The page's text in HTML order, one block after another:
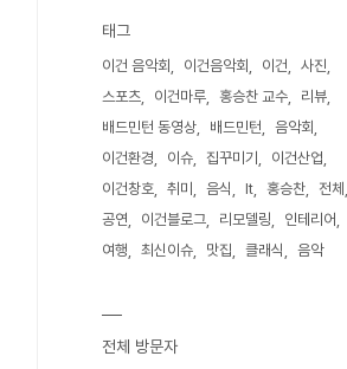
태그
이건 음악회 이건음악회 이건
사진
스포츠
이건마루 홍승찬 교수
리뷰
배드민턴 동영상
배드민턴
음악회
이건환경
이슈 집꾸미기
이건산업
이건창호
취미 음식 It 홍승찬
전체
공연
이건블로그 리모델링
인테리어
여행
최신이슈 맛집 클래식 음악
전체 방문자